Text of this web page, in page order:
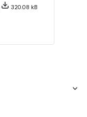
320.08 kB